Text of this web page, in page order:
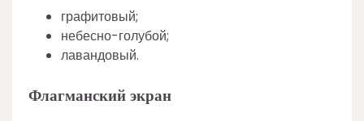
графитовый;
небесно-голубой;
лавандовый.
Флагманский экран